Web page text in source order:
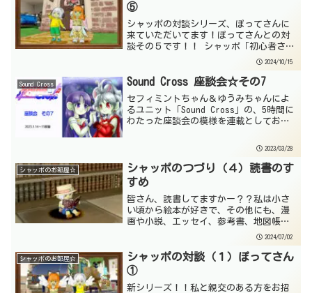
⑤
シャッポの対談シリーズ、ぽってさんに
来ていただいてます！ぽってさんとの対
談その５です！！ シャッポ「初心者さん
向けの応援ブログにしようと思った理由
なんですけど、こちらについてお話を聞
かせてもらってもいいですか？」ぽって
2024/10/15
Sound Cross Sound Cross 座談会☆その7
セフィミントちゃん＆ゆうみちゃんによ
るユニット「Sound Cross」の、5時間に
わたった座談会の模様を連載としてお届
Cross 座談会☆その6抜粋版記事は、座
談会の録画から抜き出して構成している
ので...
2023/03/28
シャッポのお部屋☆
シャッポのつづり（４）読書のす
すめ
皆さん、読書してますかー？？私は小さ
い頃から絵本が好きで、その他にも、漫
画や小説、エッセイ、参考書、地図帳、
図鑑、百科事典などなど、多くの本と出
きました。小難しい本とかは苦手なので
すが、自分が興味のある分...
2024/07/02
シャッポのお部屋☆
シャッポの対談（１）ぽってさん
①
新シリーズ！！私と親交のある方をお招